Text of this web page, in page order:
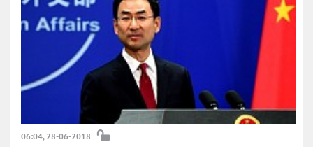
06:04, 28-06-2018